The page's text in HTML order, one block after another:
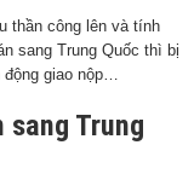
thần công lên và tính
sang Trung Quốc thì bị
động giao nộp…
sang Trung